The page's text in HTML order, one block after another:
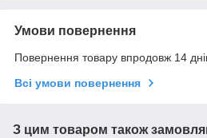
Умови повернення
Повернення товару впродовж 14
Всі умови повернення
З цим товаром також